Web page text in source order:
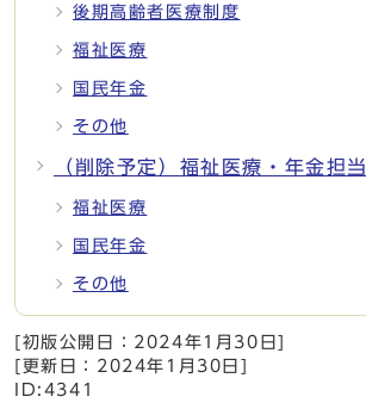
後期高齢者医療制度
福祉医療
国民年金
その他
（削除予定）福祉医療・年金担当
福祉医療
国民年金
その他
[初版公開日： 2024年1月30日
[更新日： 2024年1月30日
ID:4341